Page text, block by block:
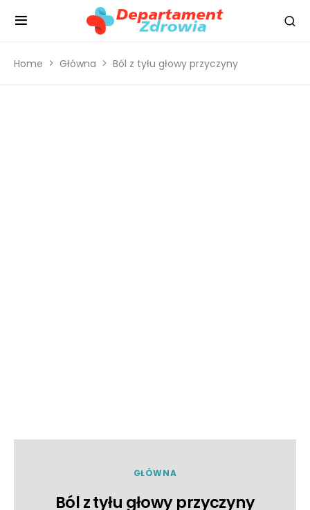
Home Główna Ból z tyłu głowy przyczyny
GŁÓWNA
Ból z tyłu głowy przyczyny